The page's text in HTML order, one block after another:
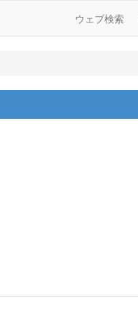
ウェブ検索